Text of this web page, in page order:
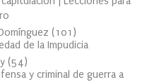
(101 )
de la Impudicia
(54)
y criminal de guerra a